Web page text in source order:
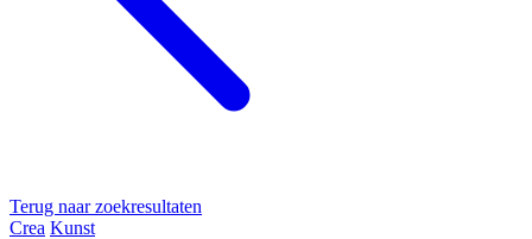
Terug naar zoekresultaten
Crea Kunst